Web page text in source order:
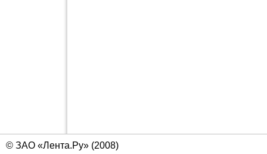
© ЗАО «Лента.Ру» (2008)